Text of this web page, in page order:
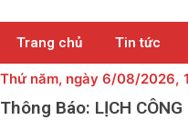
dung
Trang chủ Tin tức
Thứ năm, ngày 6/08/2026,
Thông Báo: LỊCH